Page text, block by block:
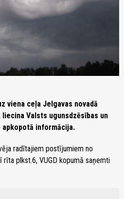
viena ceļa Jelgavas novadā
Valsts ugunsdzēsības un
apkopotā informācija.
radītajiem postījumiem no
plkst.6, VUGD kopumā saņemti